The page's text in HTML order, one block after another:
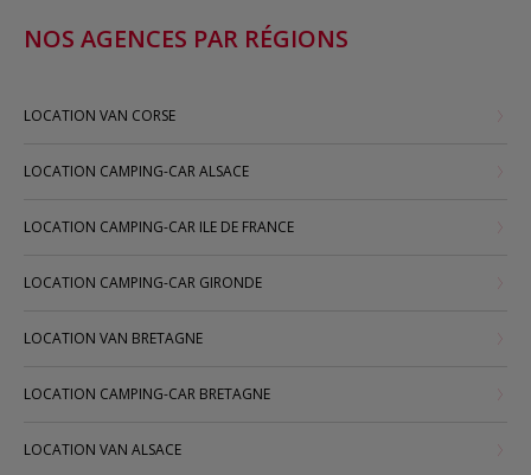
NOS AGENCES PAR RÉGIONS
LOCATION VAN CORSE
LOCATION CAMPING-CAR ALSACE
LOCATION CAMPING-CAR ILE DE FRANCE
LOCATION CAMPING-CAR GIRONDE
LOCATION VAN BRETAGNE
LOCATION CAMPING-CAR BRETAGNE
LOCATION VAN ALSACE